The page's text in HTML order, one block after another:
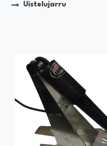
Uistelujarru